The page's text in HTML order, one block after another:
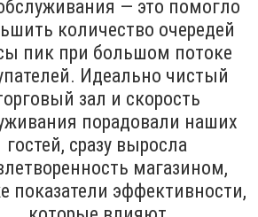
— это помогло
количество очередей
пик при большом потоке
Идеально чистый
зал и скорость
порадовали наших
гостей, сразу выросла
магазином,
показатели эффективности,